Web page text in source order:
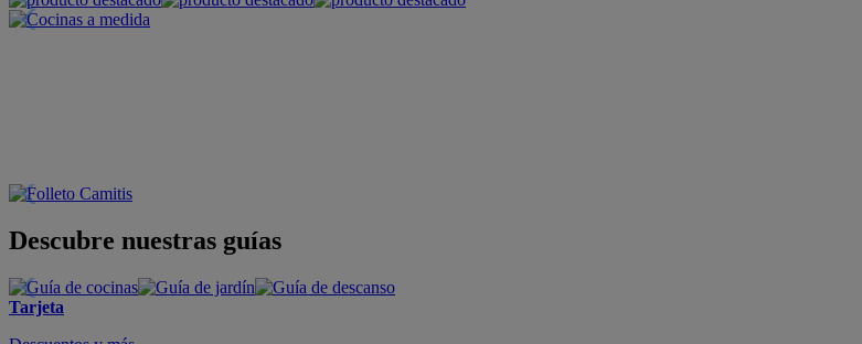
Descubre nuestras guías
Tarjeta